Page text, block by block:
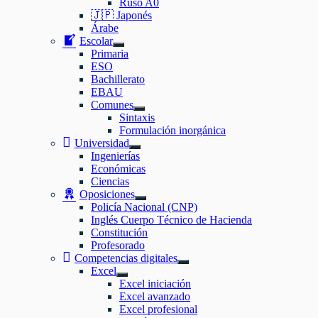
el
submenú
Ruso A0
🇯🇵 Japonés
Árabe
Escolar
Mostrar
el
Primaria
ESO
Bachillerato
EBAU
Comunes
Mostrar
el
submenú
Sintaxis
Formulación inorgánica
Universidad
Mostrar
el
submenú
Ingenierías
Económicas
Ciencias
Oposiciones
Mostrar
el
submenú
Policía Nacional (CNP)
Inglés Cuerpo Técnico de Hacienda
Constitución
Profesorado
Competencias digitales
Mostrar
el
submenú
Excel
Mostrar
el
submenú
Excel iniciación
Excel avanzado
Excel profesional